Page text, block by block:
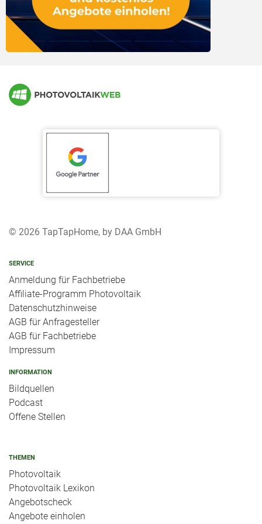
Marktübersicht andere Speichertechnologien
© 2026 TapTapHome, by DAA GmbH
SERVICE
Anmeldung für Fachbetriebe
Affiliate-Programm Photovoltaik
Datenschutzhinweise
AGB für Anfragesteller
AGB für Fachbetriebe
Impressum
INFORMATION
Bildquellen
Podcast
Offene Stellen
THEMEN
Photovoltaik
Photovoltaik Lexikon
Angebotscheck
Angebote einholen